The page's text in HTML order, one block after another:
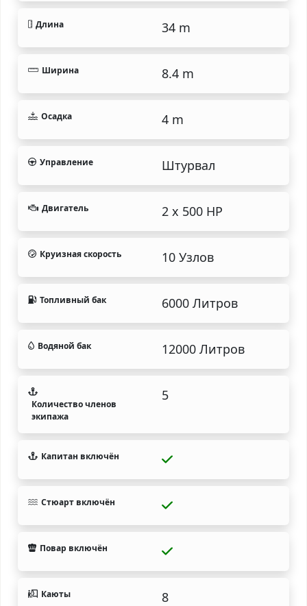
Длина 34 m
Ширина 8.4 m
Осадка 4 m
Управление Штурвал
Двигатель 2 x 500 HP
Круизная скорость 10 Узлов
Топливный бак 6000 Литров
Водяной бак 12000 Литров
Количество членов
экипажа
5
Капитан включён
Стюарт включён
Повар включён
Каюты 8